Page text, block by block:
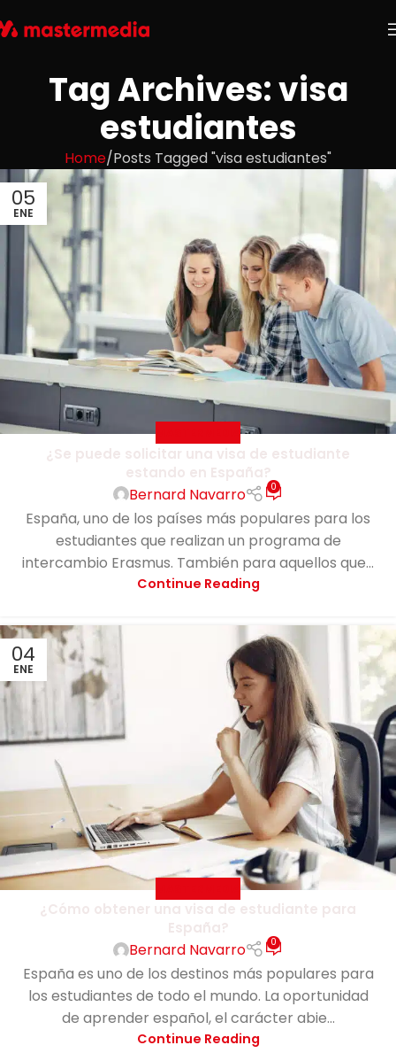
Tag Archives: visa
estudiantes
Home Posts Tagged "visa estudiantes"
05
ENE
Bernard Navarro 0
España, uno de los países más populares para los
estudiantes que realizan un programa de
intercambio Erasmus. También para aquellos que...
Continue Reading
04
ENE
Bernard Navarro 0
España es uno de los destinos más populares para
los estudiantes de todo el mundo. La oportunidad
de aprender español, el carácter abie...
Continue Reading